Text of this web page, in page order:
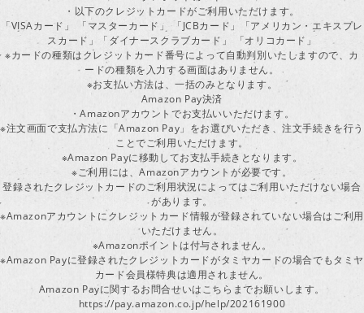
・以下のクレジットカードがご利用いただけます。
「VISAカード」 「マスターカード」 「JCBカード」「アメリカン・エキスプレ
スカード」「ダイナースクラブカード」 「オリコカード」
※カードの種類はクレジットカード番号によって自動判別いたしますので、カ
ードの種類を入力する画面はありません。
※お支払い方法は、一括のみとなります。
Amazon Pay決済
・Amazonアカウントでお支払いいただけます。
※注文画面で支払方法に「Amazon Pay」をお選びいただき、注文手続きを行う
ことでご利用いただけます。
※Amazon Payに移動してお支払手続きとなります。
※ご利用には、Amazonアカウントが必要です。
登録されたクレジットカードのご利用状況によってはご利用いただけない場合
があります。
※Amazonアカウントにクレジットカード情報が登録されていない場合はご利用
いただけません。
※Amazonポイントは付与されません。
※Amazon Payに登録されたクレジットカードがタミヤカードの場合でもタミヤ
カード会員様特典は適用されません。
Amazon Payに関するお問合せいはこちらまでお願いします。
https://pay.amazon.co.jp/help/202161900